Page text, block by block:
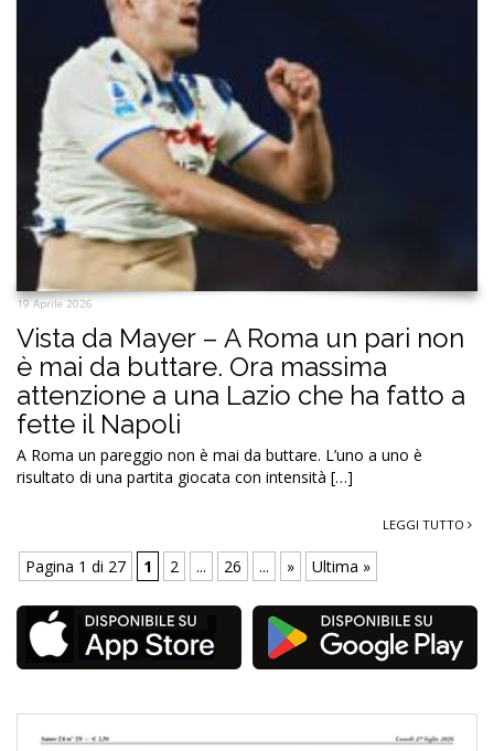
19 Aprile 2026
Vista da Mayer – A Roma un pari non
è mai da buttare. Ora massima
attenzione a una Lazio che ha fatto a
fette il Napoli
A Roma un pareggio non è mai da buttare. L’uno a uno è
risultato di una partita giocata con intensità […]
LEGGI TUTTO
Pagina 1 di 27 1 2 ... 26 ... » Ultima »